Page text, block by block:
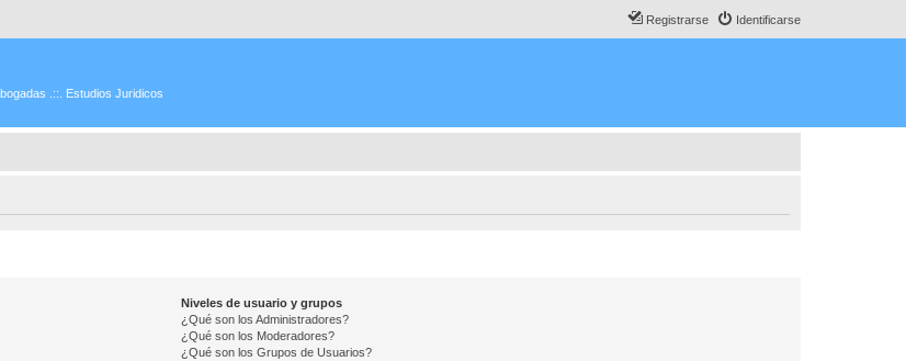
Identificarse
Registrarse
.::. Estudios Juridicos
Niveles de usuario y grupos
¿Qué son los Administradores?
¿Qué son los Moderadores?
¿Qué son los Grupos de Usuarios?